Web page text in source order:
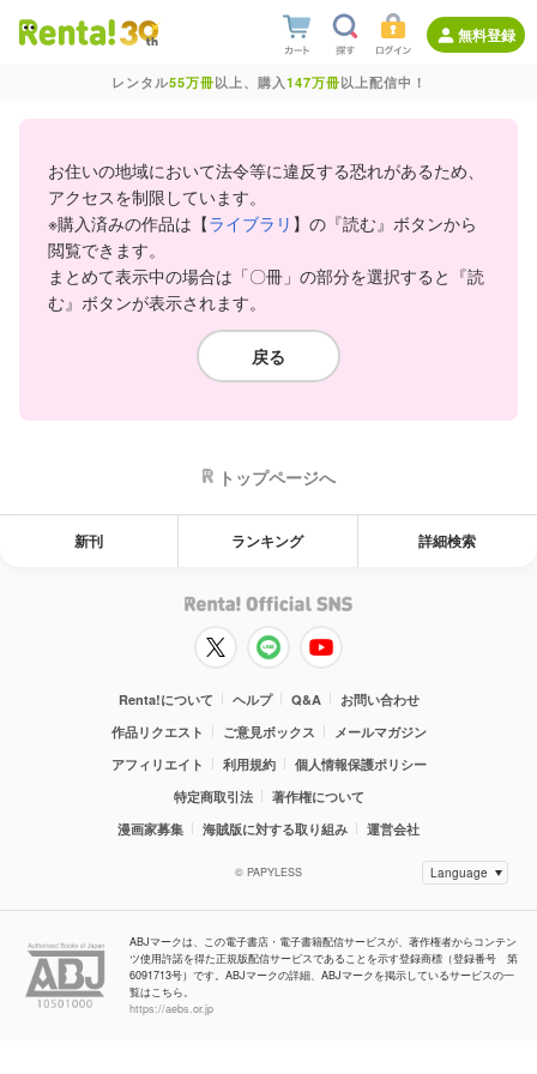
無料登録
レンタル55万冊以上、購入147万冊以上配信中！
お住いの地域において法令等に違反する恐れがあるため、
アクセスを制限しています。
※購入済みの作品は【ライブラリ 】の『読む』ボタンから
閲覧できます。
まとめて表示中の場合は「〇冊」の部分を選択すると『読
む』ボタンが表示されます。
戻る
トップページへ
新刊 ランキング 詳細検索
Renta!について ヘルプ Q&A
お問い合わせ
作品リクエスト
ご意見ボックス
メールマガジン
アフィリエイト
利用規約
個人情報保護ポリシー
特定商取引法
著作権について
漫画家募集
海賊版に対する取り組み 運営会社
© PAPYLESS
ABJマークは、この電子書店・電子書籍配信サービスが、著作権者からコンテン
ツ使用許諾を得た正規版配信サービスであることを示す登録商標（登録番号 第
6091713号）です。ABJマークの詳細、ABJマークを掲示しているサービスの一
覧はこちら。
https://aebs.or.jp